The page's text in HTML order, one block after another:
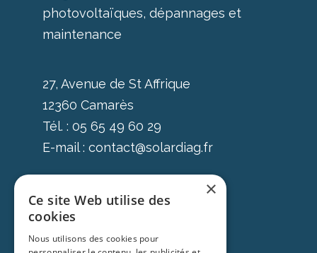
photovoltaïques, dépannages et
maintenance
27, Avenue de St Affrique
12360 Camarès
Tél. : 05 65 49 60 29
E-mail : contact@solardiag.fr
FacebookInstagram
Accueil
×
Ce site Web utilise des
cookies
Nous utilisons des cookies pour